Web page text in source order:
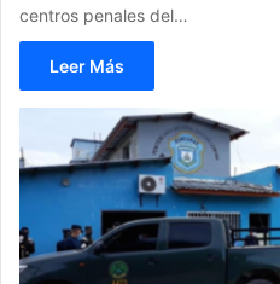
centros penales del…
Leer Más